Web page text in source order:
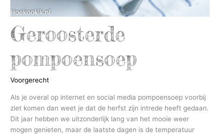
Geroosterde
pompoensoep
Voorgerecht
Als je overal op internet en social media pompoensoep voorbij
ziet komen dan weet je dat de herfst zijn intrede heeft gedaan.
Dit jaar hebben we uitzonderlijk lang van het mooie weer
mogen genieten, maar de laatste dagen is de temperatuur